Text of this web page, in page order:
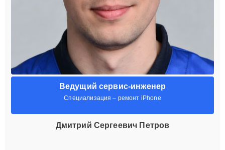
Ведущий сервис-инженер
Специализация – ремонт iPhone
Дмитрий Сергеевич Петров